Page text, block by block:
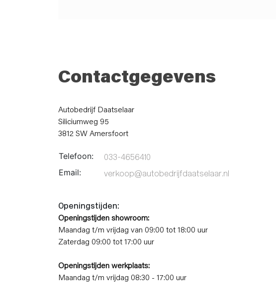
Contactgegevens
Autobedrijf Daatselaar
Siliciumweg 95
3812 SW Amersfoort
Telefoon: 033-4656410
Email: verkoop@autobedrijfdaatselaar.nl
Openingstijden:
Openingstijden showroom:
Maandag t/m vrijdag van 09:00 tot 18:00 uur
Zaterdag 09:00 tot 17:00 uur
Openingstijden werkplaats:
Maandag t/m vrijdag 08:30 - 17:00 uur